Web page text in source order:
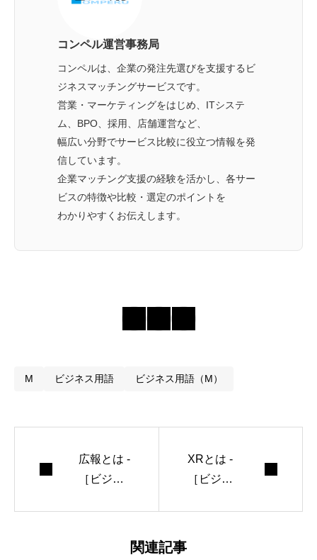
コンペル運営事務局
コンペルは、企業の発注先選びを支援するビ
ジネスマッチングサービスです。
営業・マーケティングをはじめ、ITシステ
ム、BPO、採用、店舗運営など、
幅広い分野でサービス比較に役立つ情報を発
信しています。
企業マッチング支援の経験を活かし、各サー
ビスの特徴や比較・選定のポイントを
わかりやすくお伝えします。
M ビジネス用語 ビジネス用語（M）
広報とは -
［ビジネ
XRとは -
［ビジネ
関連記事